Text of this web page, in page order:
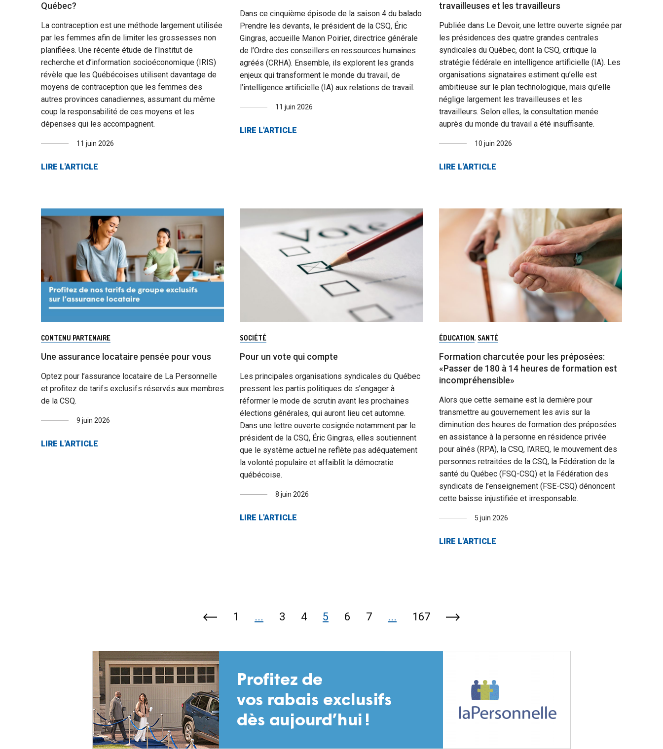
Québec?
La contraception est une méthode largement utilisée
par les femmes afin de limiter les grossesses non
planifiées. Une récente étude de l’Institut de
recherche et d’information socioéconomique (IRIS)
révèle que les Québécoises utilisent davantage de
moyens de contraception que les femmes des
autres provinces canadiennes, assumant du même
coup la responsabilité de ces moyens et les
dépenses qui les accompagnent.
11 juin 2026
LIRE L'ARTICLE
Dans ce cinquième épisode de la saison 4 du balado
Prendre les devants, le président de la CSQ, Éric
Gingras, accueille Manon Poirier, directrice générale
de l’Ordre des conseillers en ressources humaines
agréés (CRHA). Ensemble, ils explorent les grands
enjeux qui transforment le monde du travail, de
l’intelligence artificielle (IA) aux relations de travail.
11 juin 2026
LIRE L'ARTICLE
travailleuses et les travailleurs
Publiée dans Le Devoir, une lettre ouverte signée par
les présidences des quatre grandes centrales
syndicales du Québec, dont la CSQ, critique la
stratégie fédérale en intelligence artificielle (IA). Les
organisations signataires estiment qu’elle est
ambitieuse sur le plan technologique, mais qu’elle
néglige largement les travailleuses et les
travailleurs. Selon elles, la consultation menée
auprès du monde du travail a été insuffisante.
10 juin 2026
LIRE L'ARTICLE
CONTENU PARTENAIRE
Une assurance locataire pensée pour vous
Optez pour l’assurance locataire de La Personnelle
et profitez de tarifs exclusifs réservés aux membres
de la CSQ.
9 juin 2026
LIRE L'ARTICLE
SOCIÉTÉ
Pour un vote qui compte
Les principales organisations syndicales du Québec
pressent les partis politiques de s’engager à
réformer le mode de scrutin avant les prochaines
élections générales, qui auront lieu cet automne.
Dans une lettre ouverte cosignée notamment par le
président de la CSQ, Éric Gingras, elles soutiennent
que le système actuel ne reflète pas adéquatement
la volonté populaire et affaiblit la démocratie
québécoise.
8 juin 2026
LIRE L'ARTICLE
ÉDUCATION, SANTÉ
Formation charcutée pour les préposées:
«Passer de 180 à 14 heures de formation est
incompréhensible»
Alors que cette semaine est la dernière pour
transmettre au gouvernement les avis sur la
diminution des heures de formation des préposées
en assistance à la personne en résidence privée
pour aînés (RPA), la CSQ, l’AREQ, le mouvement des
personnes retraitées de la CSQ, la Fédération de la
santé du Québec (FSQ-CSQ) et la Fédération des
syndicats de l’enseignement (FSE-CSQ) dénoncent
cette baisse injustifiée et irresponsable.
5 juin 2026
LIRE L'ARTICLE
Page
1 ... 3 4 5 6 7 ... 167
Page